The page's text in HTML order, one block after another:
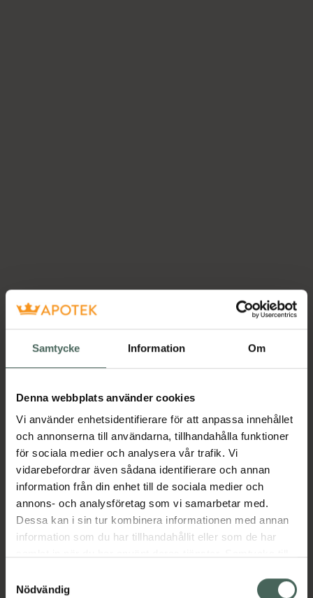
Samtycke Information Om
Denna webbplats använder cookies
Vi använder enhetsidentifierare för att anpassa innehållet
och annonserna till användarna, tillhandahålla funktioner
för sociala medier och analysera vår trafik. Vi
vidarebefordrar även sådana identifierare och annan
information från din enhet till de sociala medier och
annons- och analysföretag som vi samarbetar med.
Dessa kan i sin tur kombinera informationen med annan
information som du har tillhandahållit eller som de har
återkalla ditt samtycke via webbplatsens
Nödvändig